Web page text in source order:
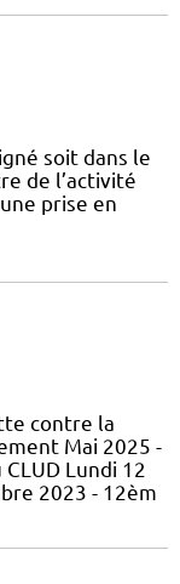
soit dans le
de l’activité
prise en
contre la
Mai 2025 -
Lundi 12
2023 - 12èm